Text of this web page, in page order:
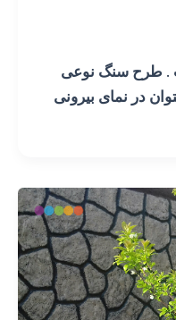
طرح سنگ نوعی
در نمای بیرونی